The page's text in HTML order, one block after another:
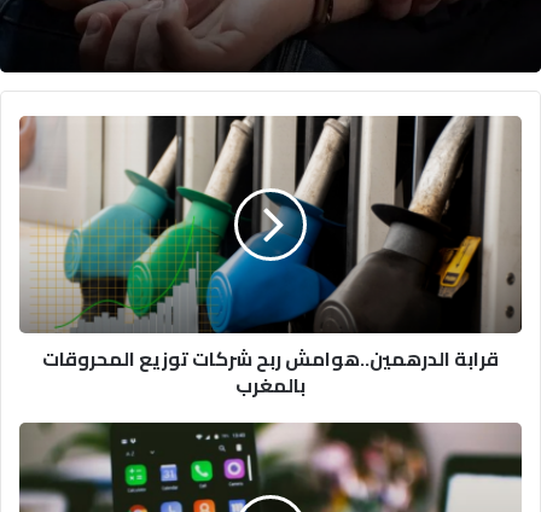
قرابة
الدرهمين..هوامش
شركات
المحروقات
بالمغرب
قرابة الدرهمين..هوامش ربح شركات توزيع المحروقات
بالمغرب
أفضل
هواتف
أندرويد